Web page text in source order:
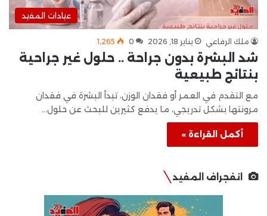
عيادات المفيد
ملك الرفاعي يناير 18, 2026 0 1٬265
شد البشرة بدون جراحة .. حلول غير جراحية
بنتائج طبيعية
مع التقدم في العمر أو فقدان الوزن، تبدأ البشرة في فقدان
مرونتها بشكل تدريجي، ما يدفع كثيرين للبحث عن حلول…
أكمل القراءة »
انفجراف المفيد